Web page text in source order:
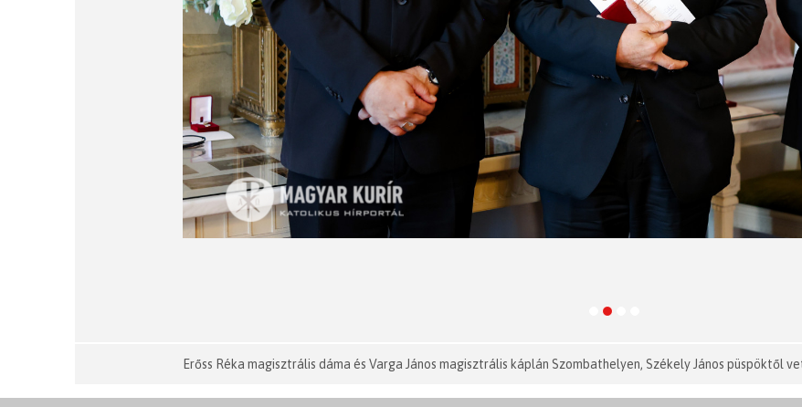
Erőss Réka magisztrális dáma és Varga János magisztrális káplán Szombathelyen, Székely János püspöktől